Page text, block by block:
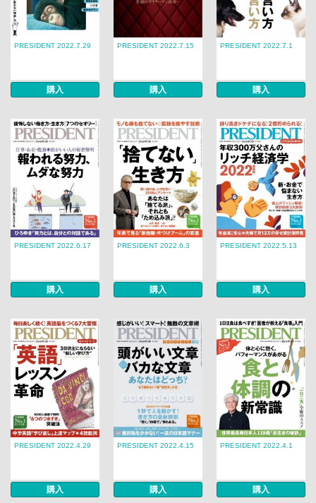
PRESIDENT 2022.7.29
購入
PRESIDENT 2022.7.15
購入
PRESIDENT 2022.7.1
購入
PRESIDENT 2022.6.17
購入
PRESIDENT 2022.6.3
購入
PRESIDENT 2022.5.13
購入
PRESIDENT 2022.4.29
購入
PRESIDENT 2022.4.15
購入
PRESIDENT 2022.4.1
購入